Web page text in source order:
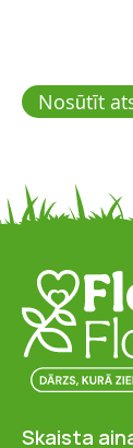
Nosūtīt
Skaista